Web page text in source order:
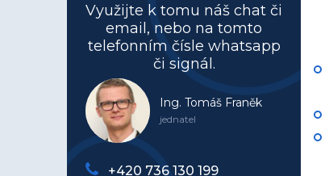
Využijte k tomu náš chat či
email, nebo na tomto
telefonním čísle whatsapp
či signál.
Ing. Tomáš Franěk
jednatel
+420 736 130 199